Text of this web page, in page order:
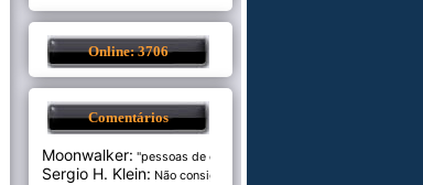
Online: 3706
Comentários
Moonwalker: "pessoas de cer...
Sergio H. Klein: Não consigo